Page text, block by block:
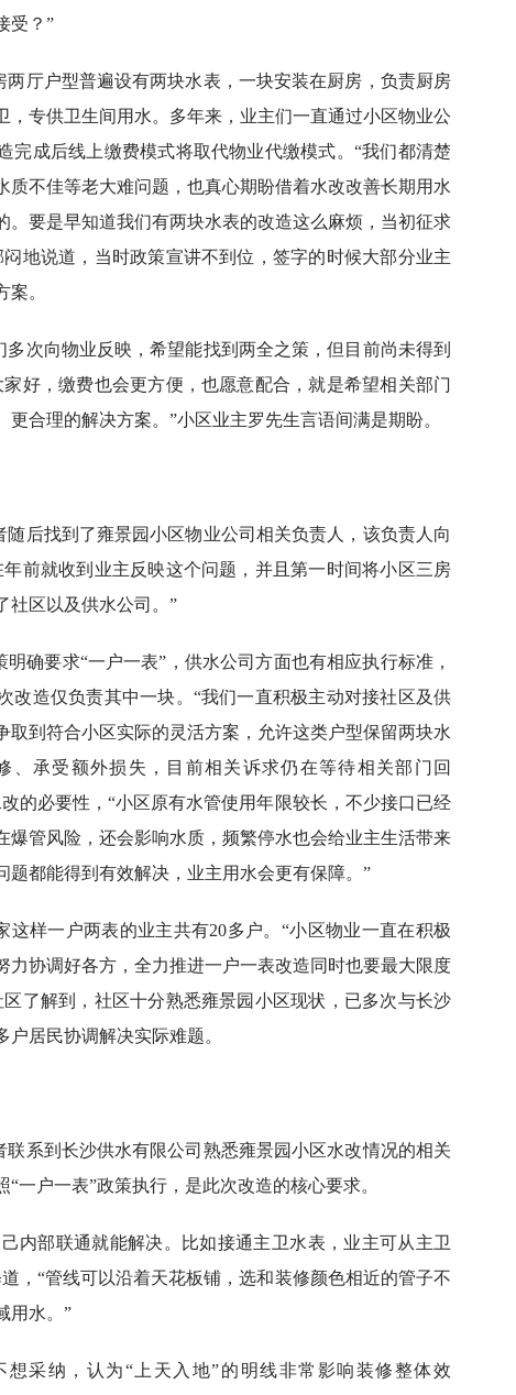
受？”
厅户型普遍设有两块水表，一块安装在厨房，负责厨房
，专供卫生间用水。多年来，业主们一直通过小区物业公
完成后线上缴费模式将取代物业代缴模式。“我们都清楚
质不佳等老大难问题，也真心期盼借着水改改善长期用水
。要是早知道我们有两块水表的改造这么麻烦，当初征求
地说道，当时政策宣讲不到位，签字的时候大部分业主
。
次向物业反映，希望能找到两全之策，但目前尚未得到
好，缴费也会更方便，也愿意配合，就是希望相关部门
合理的解决方案。”小区业主罗先生言语间满是期盼。
后找到了雍景园小区物业公司相关负责人，该负责人向
前就收到业主反映这个问题，并且第一时间将小区三房
社区以及供水公司。”
确要求“一户一表”，供水公司方面也有相应执行标准，
改造仅负责其中一块。“我们一直积极主动对接社区及供
取到符合小区实际的灵活方案，允许这类户型保留两块水
、承受额外损失，目前相关诉求仍在等待相关部门回
的必要性，“小区原有水管使用年限较长，不少接口已经
爆管风险，还会影响水质，频繁停水也会给业主生活带来
题都能得到有效解决，业主用水会更有保障。”
这样一户两表的业主共有20多户。“小区物业一直在积极
力协调好各方，全力推进一户一表改造同时也要最大限度
了解到，社区十分熟悉雍景园小区现状，已多次与长沙
居民协调解决实际难题。
系到长沙供水有限公司熟悉雍景园小区水改情况的相关
一户一表”政策执行，是此次改造的核心要求。
内部联通就能解决。比如接通主卫水表，业主可从主卫
，“管线可以沿着天花板铺，选和装修颜色相近的管子不
用水。”
采纳，认为“上天入地”的明线非常影响装修整体效